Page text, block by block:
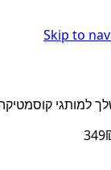
Skip to